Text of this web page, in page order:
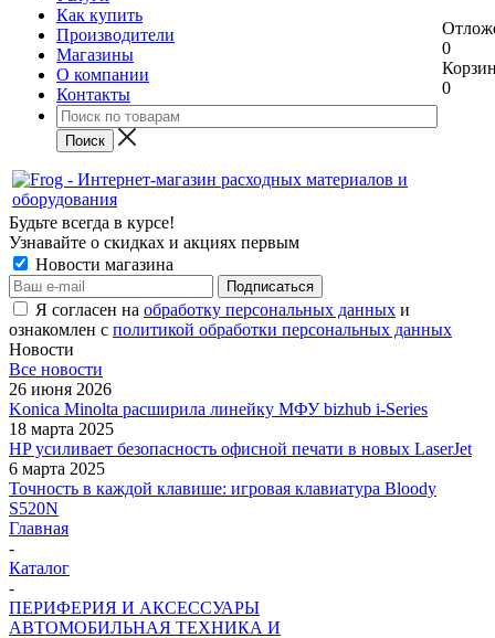
Как купить
Производители
Магазины
О компании
Контакты
0
0
Будьте всегда в курсе!
Узнавайте о скидках и акциях первым
Новости магазина
Я согласен на обработку персональных данных и
ознакомлен с политикой обработки персональных данных
Новости
Все новости
26 июня 2026
Konica Minolta расширила линейку МФУ bizhub i-Series
18 марта 2025
HP усиливает безопасность офисной печати в новых LaserJet
6 марта 2025
Точность в каждой клавише: игровая клавиатура Bloody
S520N
Главная
-
Каталог
-
ПЕРИФЕРИЯ И АКСЕССУАРЫ
АВТОМОБИЛЬНАЯ ТЕХНИКА И